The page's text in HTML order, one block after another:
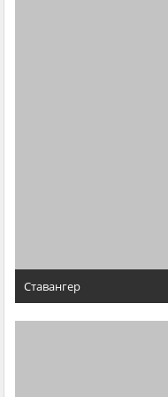
Ставангер